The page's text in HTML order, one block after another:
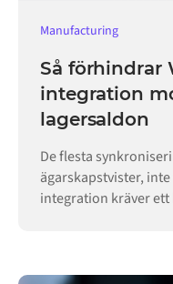
Manufacturing
Så förhindrar
integration
lagersaldon
De flesta
ägarskapstvister, inte
integration kräver